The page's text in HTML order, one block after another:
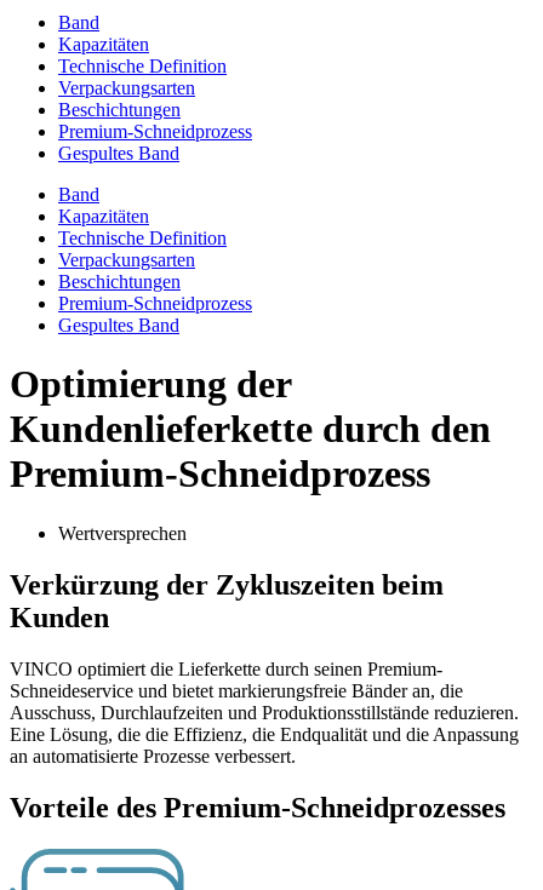
Band
Kapazitäten
Technische Definition
Verpackungsarten
Beschichtungen
Premium-Schneidprozess
Gespultes Band
Band
Kapazitäten
Technische Definition
Verpackungsarten
Beschichtungen
Premium-Schneidprozess
Gespultes Band
Optimierung der
Kundenlieferkette durch den
Premium-Schneidprozess
Wertversprechen
Verkürzung der Zykluszeiten beim
Kunden
VINCO optimiert die Lieferkette durch seinen Premium-
Schneideservice und bietet markierungsfreie Bänder an, die
Ausschuss, Durchlaufzeiten und Produktionsstillstände reduzieren.
Eine Lösung, die die Effizienz, die Endqualität und die Anpassung
an automatisierte Prozesse verbessert.
Vorteile des Premium-Schneidprozesses